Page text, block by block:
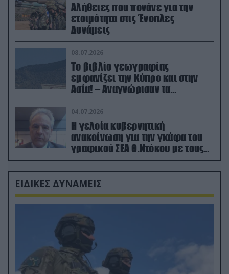
Αλήθειες που πονάνε για την
ετοιμότητα στις Ένοπλες
Δυνάμεις
08.07.2026
Το βιβλίο γεωγραφίας
εμφανίζει την Κύπρο και στην
Ασία! – Αναγνώρισαν τα
κατεχόμενα; (φωτο)
04.07.2026
Η γελοία κυβερνητική
ανακοίνωση για την γκάφα του
γραφικού ΣΕΑ Θ.Ντόκου με τους
Ρώσους φαρσέρ
ΕΙΔΙΚΕΣ ΔΥΝΑΜΕΙΣ